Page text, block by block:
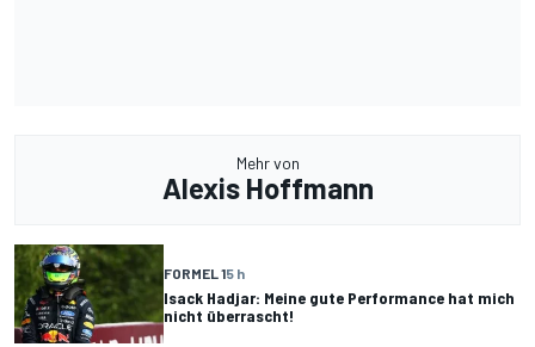
Mehr von
Alexis Hoffmann
FORMEL 15 h
Isack Hadjar: Meine gute Performance hat mich
nicht überrascht!